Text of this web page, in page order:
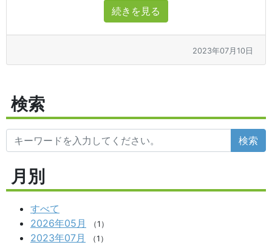
続きを見る
2023年07月10日
検索
検索
月別
すべて
2026年05月
（1）
2023年07月 （1）